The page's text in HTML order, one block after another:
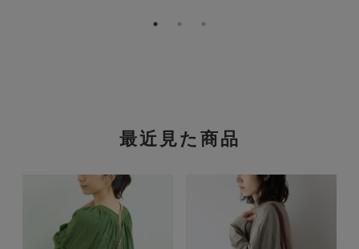
最近見た商品